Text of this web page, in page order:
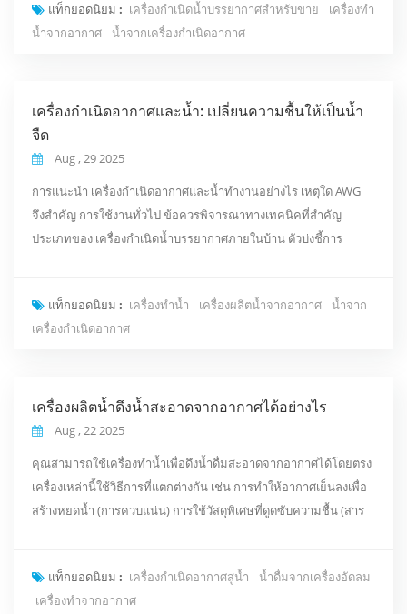
งานที่หลากหลาย เครื่องผลิตน้ำจะสกัดความชื้นออกจากอากาศ
ควบแน่นภายใต้สภาวะที่กำหนด และทำให้บริสุ...
แท็กยอดนิยม : เครื่องกำเนิดน้ำบรรยากาศสำหรับขาย
เครื่องทำ
น้ำจากอากาศ
น้ำจากเครื่องกำเนิดอากาศ
เครื่องกำเนิดอากาศและน้ำ: เปลี่ยนความชื้นให้เป็นน้ำ
จืด
Aug , 29 2025
การแนะนำ เครื่องกำเนิดอากาศและน้ำทำงานอย่างไร เหตุใด AWG
จึงสำคัญ การใช้งานทั่วไป ข้อควรพิจารณาทางเทคนิคที่สำคัญ
ประเภทของ เครื่องกำเนิดน้ำบรรยากาศภายในบ้าน ตัวบ่งชี้การ
แท็กยอดนิยม : เครื่องทำน้ำ เครื่องผลิตน้ำจากอากาศ
น้ำจาก
เครื่องกำเนิดอากาศ
เครื่องผลิตน้ำดึงน้ำสะอาดจากอากาศได้อย่างไร
Aug , 22 2025
คุณสามารถใช้เครื่องทำน้ำเพื่อดึงน้ำดื่มสะอาดจากอากาศได้โดยตรง
เครื่องเหล่านี้ใช้วิธีการที่แตกต่างกัน เช่น การทำให้อากาศเย็นลงเพื่อ
สร้างหยดน้ำ (การควบแน่น) การใช้วัสดุพิเศษที่ดูดซับความชื้น (สาร
เทคโนโลยีเหล่านี้อาจช่วยให้ได้น้ำที่ปลอดภัยสำหรับ ประมาณหนึ่ง
พันล้านคน โดยเฉพาะบริเวณที่หา...
แท็กยอดนิยม : เครื่องกำเนิดอากาศสู่น้ำ
น้ำดื่มจากเครื่องอัดลม
เครื่องทำจากอากาศ